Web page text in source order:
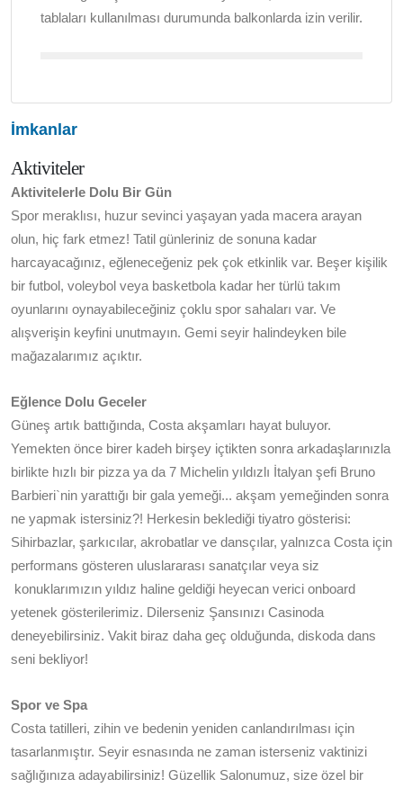
tablaları kullanılması durumunda balkonlarda izin verilir.
İmkanlar
Aktiviteler
Aktivitelerle Dolu Bir Gün
Spor meraklısı, huzur sevinci yaşayan yada macera arayan
olun, hiç fark etmez! Tatil günleriniz de sonuna kadar
harcayacağınız, eğleneceğeniz pek çok etkinlik var. Beşer kişilik
bir futbol, voleybol veya basketbola kadar her türlü takım
oyunlarını oynayabileceğiniz çoklu spor sahaları var. Ve
alışverişin keyfini unutmayın. Gemi seyir halindeyken bile
mağazalarımız açıktır.
Eğlence Dolu Geceler
Güneş artık battığında, Costa akşamları hayat buluyor.
Yemekten önce birer kadeh birşey içtikten sonra arkadaşlarınızla
birlikte hızlı bir pizza ya da 7 Michelin yıldızlı İtalyan şefi Bruno
Barbieri`nin yarattığı bir gala yemeği... akşam yemeğinden sonra
ne yapmak istersiniz?! Herkesin beklediği tiyatro gösterisi:
Sihirbazlar, şarkıcılar, akrobatlar ve dansçılar, yalnızca Costa için
performans gösteren uluslararası sanatçılar veya siz
konuklarımızın yıldız haline geldiği heyecan verici onboard
yetenek gösterilerimiz. Dilerseniz Şansınızı Casinoda
deneyebilirsiniz. Vakit biraz daha geç olduğunda, diskoda dans
seni bekliyor!
Spor ve Spa
Costa tatilleri, zihin ve bedenin yeniden canlandırılması için
tasarlanmıştır. Seyir esnasında ne zaman isterseniz vaktinizi
sağlığınıza adayabilirsiniz! Güzellik Salonumuz, size özel bir